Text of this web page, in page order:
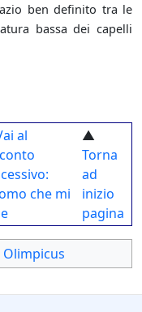
ben definito tra le
bassa dei capelli
al
che mi
▲
Torna
ad
inizio
pagina